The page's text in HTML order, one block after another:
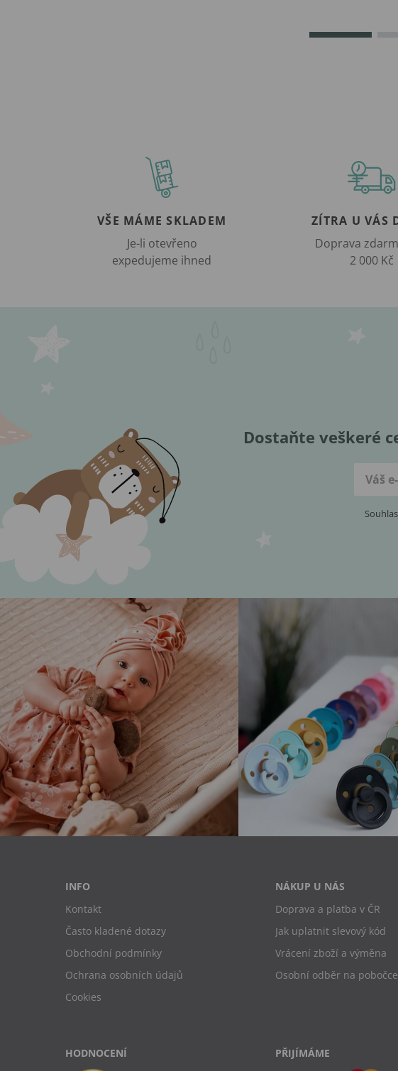
VŠE MÁME SKLADEM
Je-li otevřeno
expedujeme ihned
ZÍTRA U VÁS
Doprava
2 000 Kč
Dostaňte veškeré
INFO
Kontakt
Často kladené dotazy
Obchodní podmínky
Ochrana osobních údajů
Cookies
NÁKUP U NÁS
Doprava a platba v ČR
Jak uplatnit slevový kód
Vrácení zboží a výměna
Osobní odběr na pobočce
HODNOCENÍ PŘIJÍMÁME